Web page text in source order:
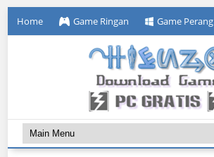
Home Game Ringan Game Perang